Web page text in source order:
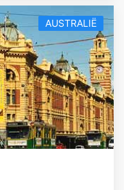
AUSTRALIË